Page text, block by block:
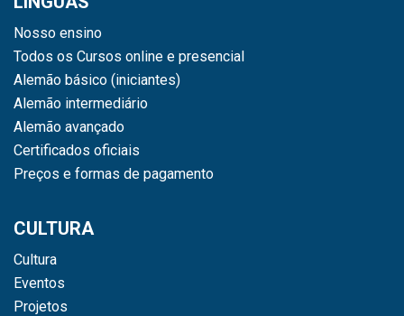
Nosso ensino
Todos os Cursos online e presencial
Alemão básico (iniciantes)
Alemão intermediário
Alemão avançado
Certificados oficiais
Preços e formas de pagamento
CULTURA
Cultura
Eventos
Projetos